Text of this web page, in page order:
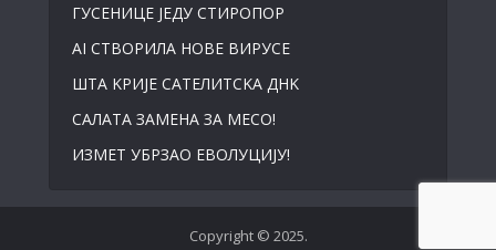
ГУСЕНИЦЕ ЈЕДУ СТИРОПОР
АI СТВОРИЛА НОВЕ ВИРУСЕ
ШТА KРИЈЕ САТЕЛИТСKА ДНK
САЛАТА ЗАМЕНА ЗА МЕСО!
ИЗМЕТ УБРЗАО ЕВОЛУЦИЈУ!
Copyright © 2025.